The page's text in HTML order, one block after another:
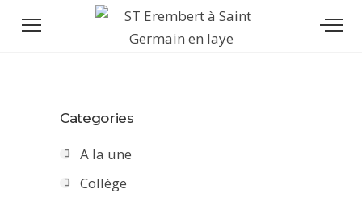
Categories
A la une
Collège